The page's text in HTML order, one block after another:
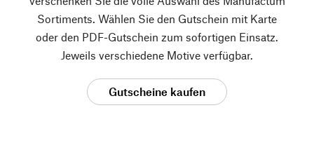
Sortiments. Wählen Sie den Gutschein mit Karte
oder den PDF-Gutschein zum sofortigen Einsatz.
Jeweils verschiedene Motive verfügbar.
Gutscheine kaufen